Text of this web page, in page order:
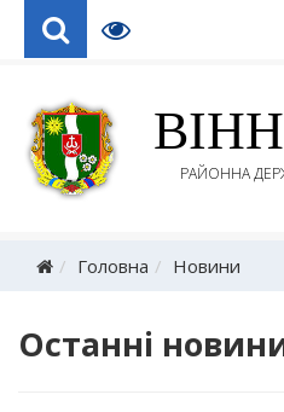
РАЙОННА
Головна Новини
Останні